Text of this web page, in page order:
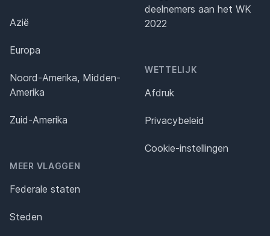
Azië
Europa
Noord-Amerika, Midden-
Amerika
Zuid-Amerika
MEER VLAGGEN
Federale staten
Steden
deelnemers aan het WK
2022
WETTELIJK
Afdruk
Privacybeleid
Cookie-instellingen